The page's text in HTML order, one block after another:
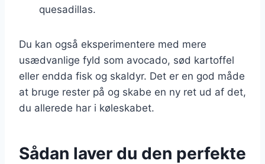
quesadillas.
Du kan også eksperimentere med mere
usædvanlige fyld som avocado, sød kartoffel
eller endda fisk og skaldyr. Det er en god måde
at bruge rester på og skabe en ny ret ud af det,
du allerede har i køleskabet.
Sådan laver du den perfekte